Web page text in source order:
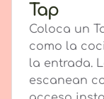
Tap
Coloca un
como la
la entrada.
escanean